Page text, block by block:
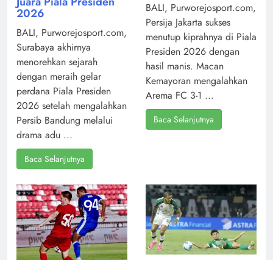
2026
BALI, Purworejosport.com,
Surabaya akhirnya
menorehkan sejarah
dengan meraih gelar
perdana Piala Presiden
2026 setelah mengalahkan
Persib Bandung melalui
drama adu ...
Baca Selanjutnya
BALI, Purworejosport.com,
Persija Jakarta sukses
menutup kiprahnya di Piala
Presiden 2026 dengan
hasil manis. Macan
Kemayoran mengalahkan
Arema FC 3-1 ...
Baca Selanjutnya